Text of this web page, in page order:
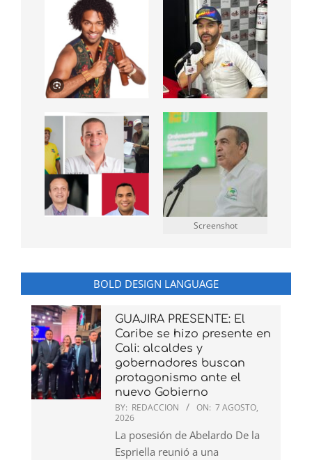
Screenshot
BOLD DESIGN LANGUAGE
GUAJIRA PRESENTE: El
Caribe se hizo presente en
Cali: alcaldes y
gobernadores buscan
protagonismo ante el
nuevo Gobierno
BY: REDACCION ON: 7 AGOSTO,
2026
La posesión de Abelardo De la
Espriella reunió a una